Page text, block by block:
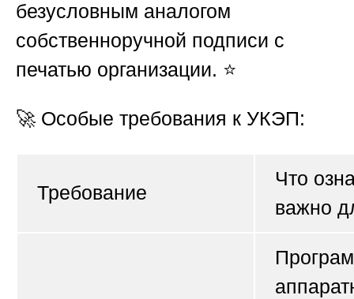
безусловным аналогом
собственноручной подписи с
печатью организации. ⭐
🚀 Особые требования к УКЭП:
Требование
Что
важно